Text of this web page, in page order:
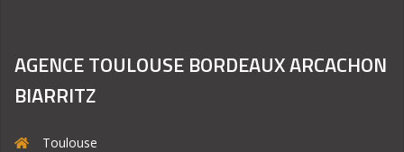
AGENCE TOULOUSE BORDEAUX ARCACHON
BIARRITZ
Toulouse